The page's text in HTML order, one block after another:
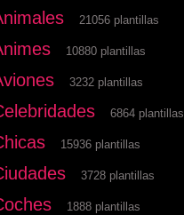
21056 plantillas
10880 plantillas
3232 plantillas
6864 plantillas
15936 plantillas
3728 plantillas
1888 plantillas